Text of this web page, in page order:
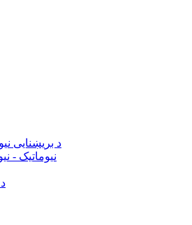
د بریښنایی
نیوماتیک -